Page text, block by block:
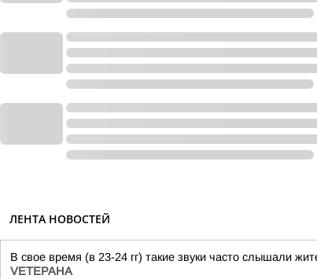
ЛЕНТА НОВОСТЕЙ
В свое время (в 23-24 гг) такие звуки часто слышали
VЕТЕРАНА